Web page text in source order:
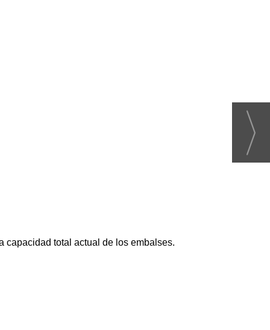
capacidad total actual de los embalses.